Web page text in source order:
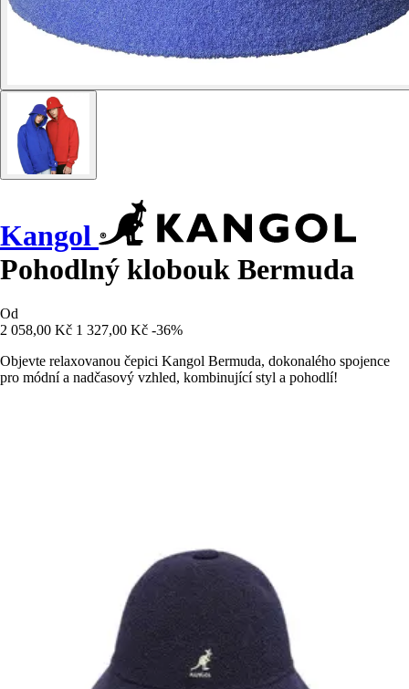
Kangol
Pohodlný klobouk Bermuda
Od
2 058,00 Kč 1 327,00 Kč -36%
Objevte relaxovanou čepici Kangol Bermuda, dokonalého spojence
pro módní a nadčasový vzhled, kombinující styl a pohodlí!